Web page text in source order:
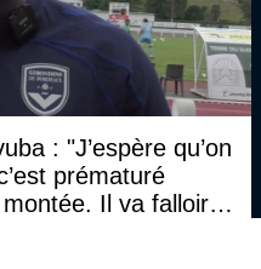
: "J’espère qu’on
prématuré
Il va falloir